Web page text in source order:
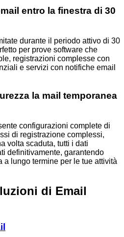
entro la finestra di 30
durante il periodo attivo di 30
per prove software che
registrazioni complesse con
e servizi con notifiche email
la mail temporanea
configurazioni complete di
di registrazione complessi,
volta scaduta, tutti i dati
definitivamente, garantendo
a lungo termine per le tue attività
di Email